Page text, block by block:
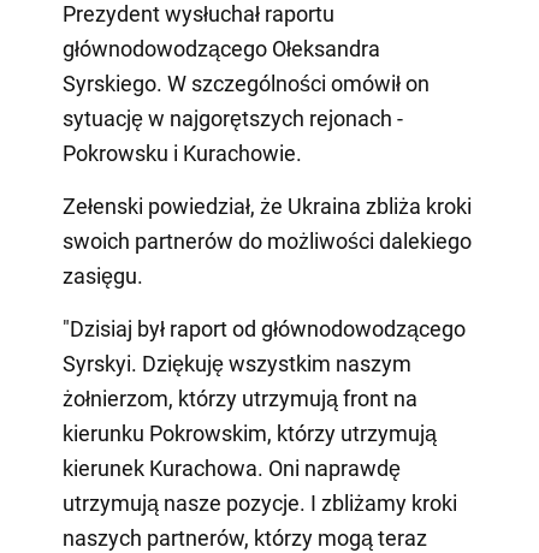
Prezydent wysłuchał raportu
głównodowodzącego Ołeksandra
Syrskiego. W szczególności omówił on
sytuację w najgorętszych rejonach -
Pokrowsku i Kurachowie.
Zełenski powiedział, że Ukraina zbliża kroki
swoich partnerów do możliwości dalekiego
zasięgu.
"Dzisiaj był raport od głównodowodzącego
Syrskyi. Dziękuję wszystkim naszym
żołnierzom, którzy utrzymują front na
kierunku Pokrowskim, którzy utrzymują
kierunek Kurachowa. Oni naprawdę
utrzymują nasze pozycje. I zbliżamy kroki
naszych partnerów, którzy mogą teraz